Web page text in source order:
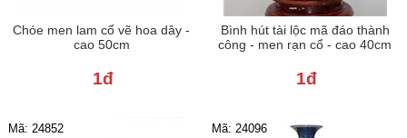
Chóe men lam cổ vẽ hoa dây -
cao 50cm
1đ
Bình hút tài lộc mã đáo thành
công - men rạn cổ - cao 40cm
1đ
Mã: 24852 Mã: 24096